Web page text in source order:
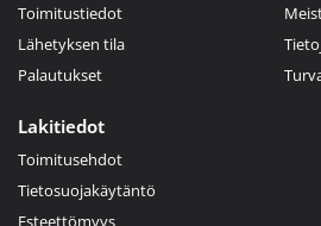
Toimitustiedot
Lähetyksen tila
Palautukset
Lakitiedot
Toimitusehdot
Tietosuojakäytäntö
Esteettömyys